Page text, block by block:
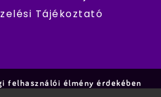
Tájékoztató
felhasználói élmény érdekében